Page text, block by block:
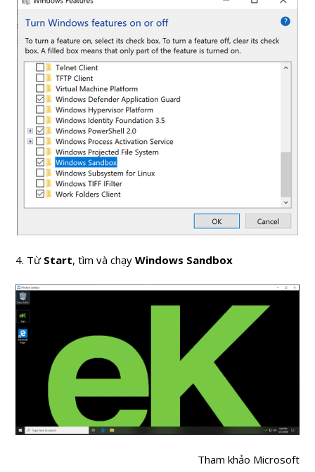
4. Từ Start, tìm và chạyWindows Sandbox
Tham khảo Microsoft